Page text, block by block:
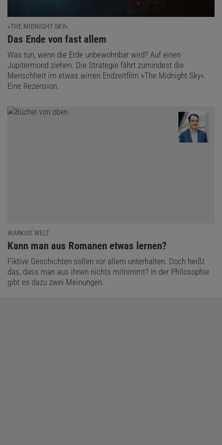
»THE MIDNIGHT SKY«
:Das Ende von fast allem
Was tun, wenn die Erde unbewohnbar wird? Auf einen
Jupitermond ziehen. Die Strategie fährt zumindest die
Menschheit im etwas wirren Endzeitfilm »The Midnight Sky«.
Eine Rezension.
WARKUS' WELT
:
Kann man aus Romanen etwas lernen?
Fiktive Geschichten sollen vor allem unterhalten. Doch heißt
das, dass man aus ihnen nichts mitnimmt? In der Philosophie
gibt es dazu zwei Meinungen.